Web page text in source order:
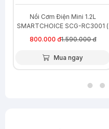
Nồi Cơm Điện Mini 1.2L
SMARTCHOICE SCG-RC3001 (
800.000 đ1.590.000 đ
Mua ngay